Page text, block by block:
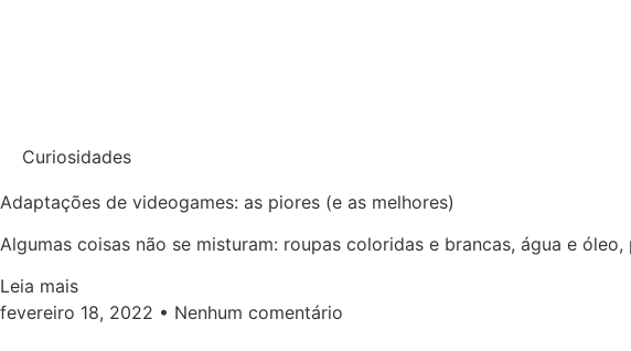
Curiosidades
Adaptações de videogames: as piores (e as melhores)
Algumas coisas não se misturam: roupas coloridas e brancas, água e
Leia mais
fevereiro 18, 2022
Nenhum comentário